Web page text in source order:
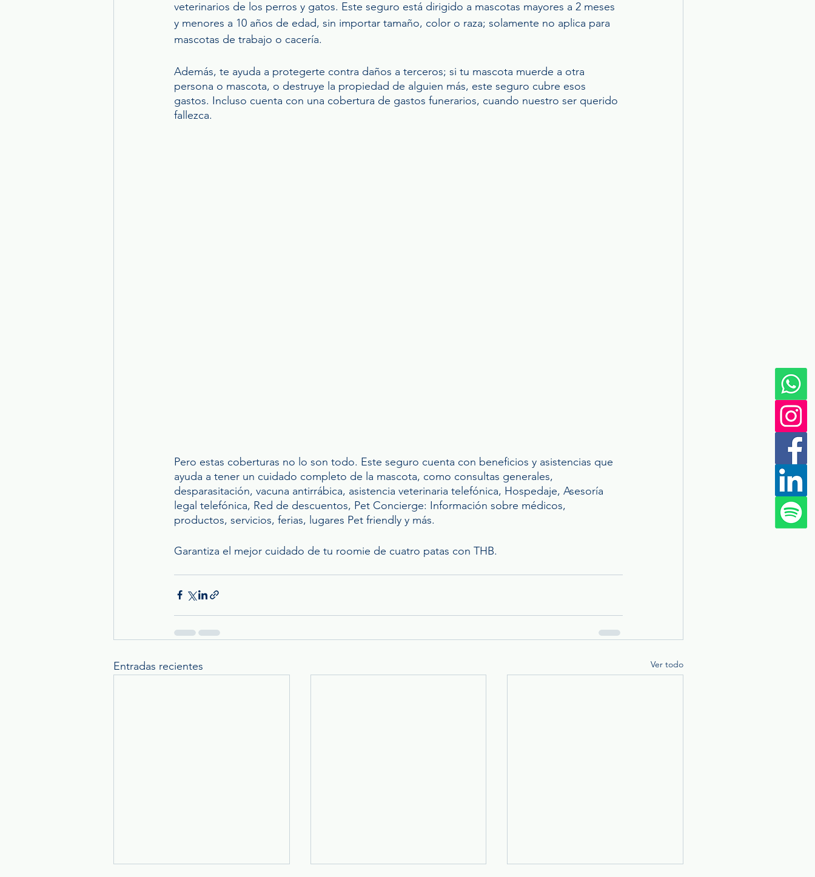
veterinarios de los perros y gatos. Este seguro está dirigido a mascotas mayores a 2 meses
y menores a 10 años de edad, sin importar tamaño, color o raza; solamente no aplica para
mascotas de trabajo o cacería.
Además, te ayuda a protegerte contra daños a terceros; si tu mascota muerde a otra
persona o mascota, o destruye la propiedad de alguien más, este seguro cubre esos
gastos. Incluso cuenta con una cobertura de gastos funerarios, cuando nuestro ser querido
fallezca.
Pero estas coberturas no lo son todo. Este seguro cuenta con beneficios y asistencias que
ayuda a tener un cuidado completo de la mascota, como consultas generales,
desparasitación, vacuna antirrábica, asistencia veterinaria telefónica, Hospedaje, Asesoría
legal telefónica, Red de descuentos, Pet Concierge: Información sobre médicos,
productos, servicios, ferias, lugares Pet friendly y más.
Garantiza el mejor cuidado de tu roomie de cuatro patas con THB.
Entradas recientes Ver todo